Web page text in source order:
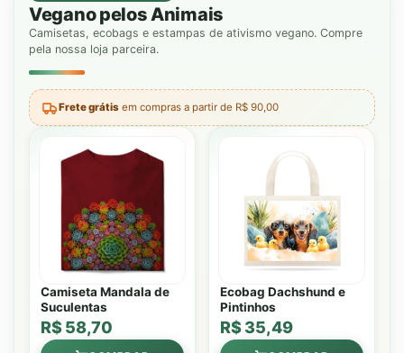
Vegano pelos Animais
Camisetas, ecobags e estampas de ativismo vegano. Compre
pela nossa loja parceira.
Frete grátis em compras a partir de R$ 90,00
Camiseta Mandala de
Suculentas
R$ 58,70
Ecobag Dachshund e
Pintinhos
R$ 35,49